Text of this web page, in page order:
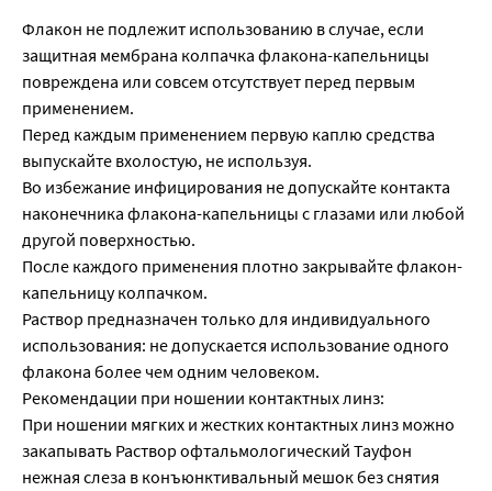
Флакон не подлежит использованию в случае, если
защитная мембрана колпачка флакона-капельницы
повреждена или совсем отсутствует перед первым
применением.
Перед каждым применением первую каплю средства
выпускайте вхолостую, не используя.
Во избежание инфицирования не допускайте контакта
наконечника флакона-капельницы с глазами или любой
другой поверхностью.
После каждого применения плотно закрывайте флакон-
капельницу колпачком.
Раствор предназначен только для индивидуального
использования: не допускается использование одного
флакона более чем одним человеком.
Рекомендации при ношении контактных линз:
При ношении мягких и жестких контактных линз можно
закапывать Раствор офтальмологический Тауфон
нежная слеза в конъюнктивальный мешок без снятия